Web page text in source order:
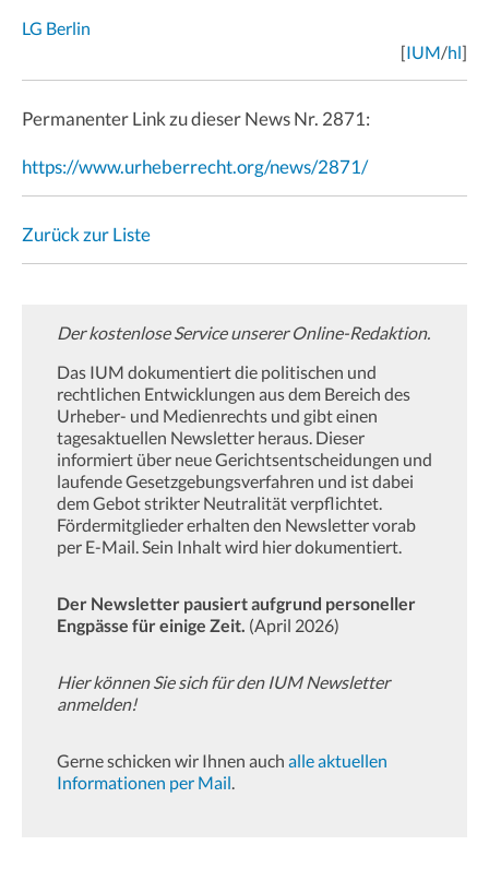
LG Berlin
[IUM/hl]
Permanenter Link zu dieser News Nr. 2871:
https://www.urheberrecht.org/news/2871/
Zurück zur Liste
Der kostenlose Service unserer Online-Redaktion.
Das IUM dokumentiert die politischen und
rechtlichen Entwicklungen aus dem Bereich des
Urheber- und Medienrechts und gibt einen
tagesaktuellen Newsletter heraus. Dieser
informiert über neue Gerichtsentscheidungen und
laufende Gesetzgebungsverfahren und ist dabei
dem Gebot strikter Neutralität verpflichtet.
Fördermitglieder erhalten den Newsletter vorab
per E-Mail. Sein Inhalt wird hier dokumentiert.
Der Newsletter pausiert aufgrund personeller
Engpässe für einige Zeit. (April 2026)
Hier können Sie sich für den IUM Newsletter
anmelden!
Gerne schicken wir Ihnen auch alle aktuellen
Informationen per Mail.